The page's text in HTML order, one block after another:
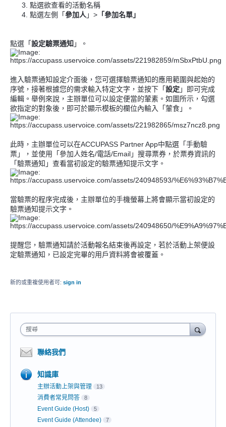
點選欲查看的活動名稱
點選左側「參加人 」> 「參加名單」
點選「設定驗票通知 」。
進入驗票通知設定介面後，您可選擇驗票通知的應用範圍與起始的
序號，接著根據您的需求輸入特定文字，並按下「設定」即可完成
編輯。舉例來說，主辦單位可以設定便當的葷素。如圖所示，勾選
欲指定的對象後，即可於顯示模板的欄位內輸入「葷食」。
此時，主辦單位可以在ACCUPASS Partner App中點選「手動驗
票」，並使用「參加人姓名/電話/Email」搜尋票券，於票券資訊的
「驗票通知」查看當初設定的驗票通知提示文字。
當驗票的程序完成後，主辦單位的手機螢幕上將會顯示當初設定的
驗票通知提示文字。
提醒您，驗票通知請於活動報名結束後再設定，若於活動上架便設
定驗票通知，已設定完畢的用戶資料將會被覆蓋。
新的或重複使用者可: sign in
搜尋
聯絡我們
知識庫
主辦活動上架與管理 13
消費者常見問答 8
Event Guide (Host) 5
Event Guide (Attendee) 7